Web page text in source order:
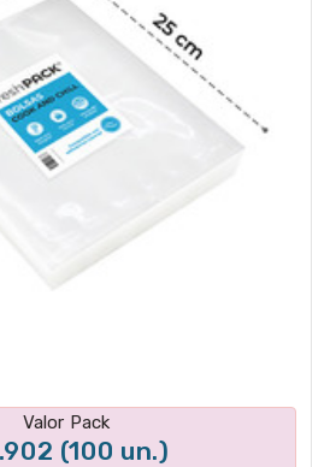
en 1 variantes
Valor Pack
(100 un.)